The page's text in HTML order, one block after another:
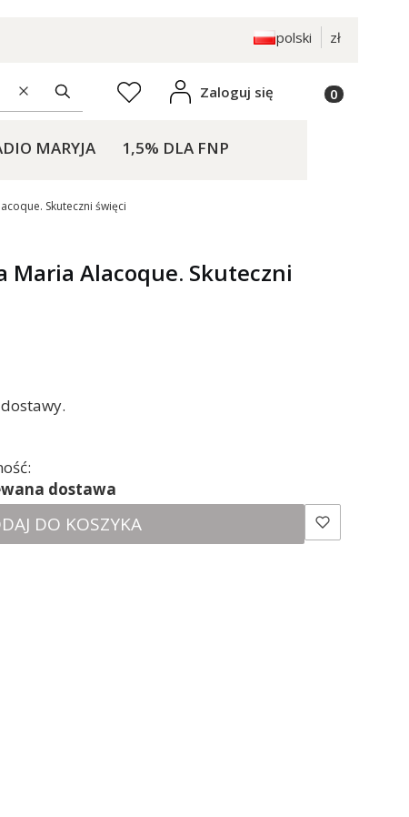
polski zł
WyczyśćSzukaj Ulubione Zaloguj się Produkty w
MARYJA 1,5% DLA FNP
Skuteczni święci
Maria Alacoque. Skuteczni
dostawa
DO KOSZYKA